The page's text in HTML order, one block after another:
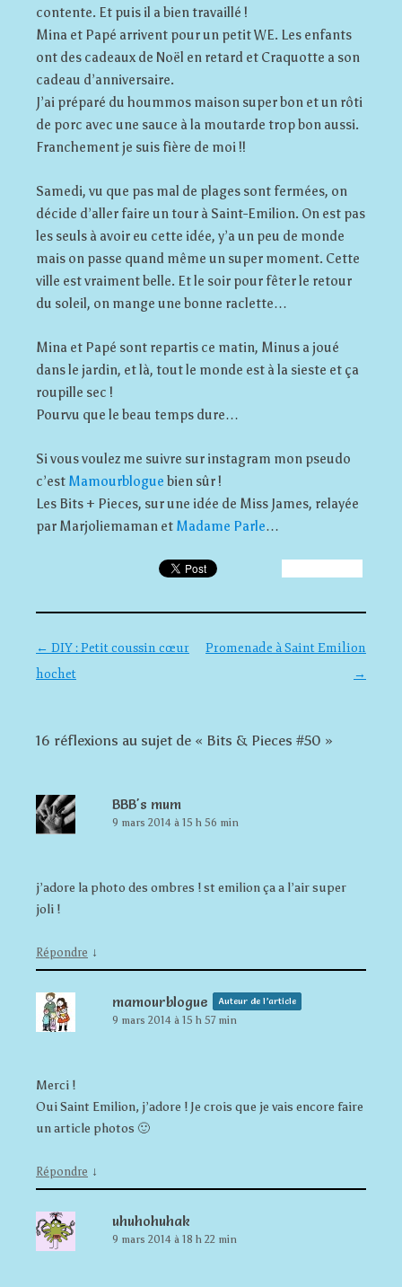
contente. Et puis il a bien travaillé !
Mina et Papé arrivent pour un petit WE. Les enfants
ont des cadeaux de Noël en retard et Craquotte a son
cadeau d’anniversaire.
J’ai préparé du hoummos maison super bon et un rôti
de porc avec une sauce à la moutarde trop bon aussi.
Franchement je suis fière de moi !!
Samedi, vu que pas mal de plages sont fermées, on
décide d’aller faire un tour à Saint-Emilion. On est pas
les seuls à avoir eu cette idée, y’a un peu de monde
mais on passe quand même un super moment. Cette
ville est vraiment belle. Et le soir pour fêter le retour
du soleil, on mange une bonne raclette…
Mina et Papé sont repartis ce matin, Minus a joué
dans le jardin, et là, tout le monde est à la sieste et ça
roupille sec !
Pourvu que le beau temps dure…
Si vous voulez me suivre sur instagram mon pseudo
c’est Mamourblogue bien sûr !
Les Bits + Pieces, sur une idée de Miss James, relayée
par Marjoliemaman et Madame Parle…
Navigation des articles
← DIY : Petit coussin cœur
hochet
Promenade à Saint Emilion
→
16 réflexions au sujet de « Bits & Pieces #50 »
BBB's mum
9 mars 2014 à 15 h 56 min
j’adore la photo des ombres ! st emilion ça a l’air super
joli !
Répondre ↓
mamourblogue Auteur de l’article
9 mars 2014 à 15 h 57 min
Merci !
Oui Saint Emilion, j’adore ! Je crois que je vais encore faire
un article photos 🙂
Répondre ↓
uhuhohuhak
9 mars 2014 à 18 h 22 min